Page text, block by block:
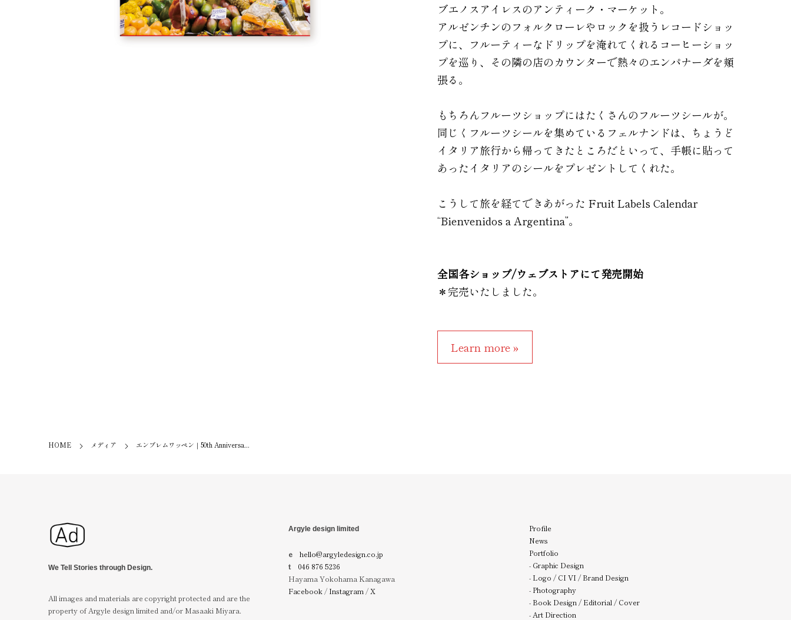
ブエノスアイレスのアンティーク・マーケット。
アルゼンチンのフォルクローレやロックを扱うレコードショッ
プに、フルーティーなドリップを淹れてくれるコーヒーショッ
プを巡り、その隣の店のカウンターで熱々のエンパナーダを頬
張る。
もちろんフルーツショップにはたくさんのフルーツシールが。
同じくフルーツシールを集めているフェルナンドは、ちょうど
イタリア旅行から帰ってきたところだといって、手帳に貼って
あったイタリアのシールをプレゼントしてくれた。
こうして旅を経てできあがった Fruit Labels Calendar
“Bienvenidos a Argentina”。
全国各ショップ/ウェブストアにて発売開始
＊完売いたしました。
Learn more »
HOME メディア エンブレムワッペン｜50th Anniversa...
We Tell Stories through Design.
All images and materials are copyright protected and are the
property of Argyle design limited and/or Masaaki Miyara.
Argyle design limited
ehello@argyledesign.co.jp
t 046 876 5236
Hayama Yokohama Kanagawa
Facebook / Instagram /X
Profile
News
Portfolio
- Graphic Design
- Logo / CI VI / Brand Design
- Photography
- Book Design / Editorial / Cover
- Art Direction